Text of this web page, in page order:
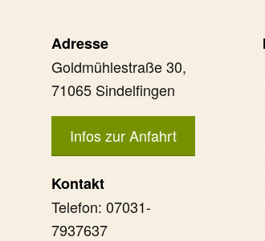
Adresse
Goldmühlestraße 30,
71065 Sindelfingen
Infos zur Anfahrt
Kontakt
Telefon: 07031-
7937637